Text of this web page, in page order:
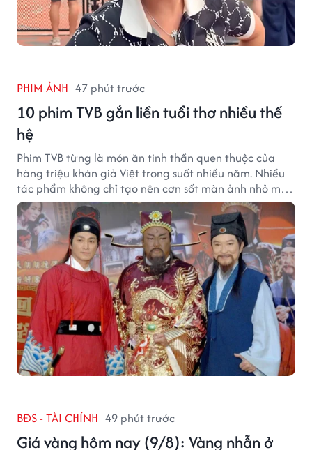
PHIM ẢNH 47 phút trước
10 phim TVB gắn liền tuổi thơ nhiều thế
hệ
Phim TVB từng là món ăn tinh thần quen thuộc của
hàng triệu khán giả Việt trong suốt nhiều năm. Nhiều
tác phẩm không chỉ tạo nên cơn sốt màn ảnh nhỏ mà
còn trở thành ký ức khó quên của cả một thế hệ.
BĐS - TÀI CHÍNH 49 phút trước
Giá vàng hôm nay (9/8): Vàng nhẫn ở